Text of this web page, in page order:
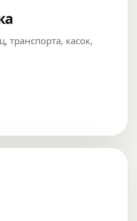
транспорта, касок,